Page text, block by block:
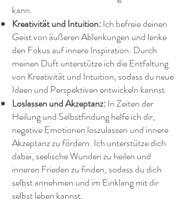
kann.
Kreativität und Intuition:Ich befreie deinen
Geist von äußeren Ablenkungen und lenke
den Fokus auf innere Inspiration. Durch
meinen Duft unterstütze ich die Entfaltung
von Kreativität und Intuition, sodass du neue
Ideen und Perspektiven entwickeln kannst.
Loslassen und Akzeptanz:In Zeiten der
Heilung und Selbstfindung helfe ich dir,
negative Emotionen loszulassen und innere
Akzeptanz zu fördern. Ich unterstütze dich
dabei, seelische Wunden zu heilen und
inneren Frieden zu finden, sodass du dich
selbst annehmen und im Einklang mit dir
selbst leben kannst.